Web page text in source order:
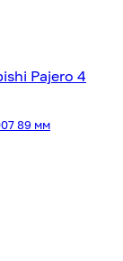
89 мм